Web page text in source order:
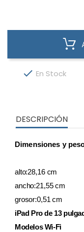
 En Stock
DESCRIPCIÓN
Dimensiones y
alto:28,16 cm
ancho:21,55 cm
grosor:0,51 cm
iPad Pro de 13
Modelos Wi‑Fi